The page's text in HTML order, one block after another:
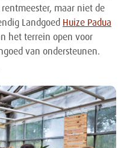
maar niet de
Landgoed Huize Padua
het terrein open voor
van ondersteunen.